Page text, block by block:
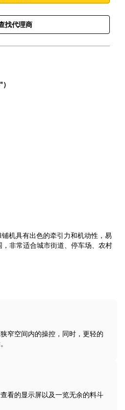
找代理商
机具有出色的牵引力和机动性，易
非常适合城市街道、停车场、农村
窄空间内的操控，同时，更轻的
看的显示屏以及一览无余的料斗